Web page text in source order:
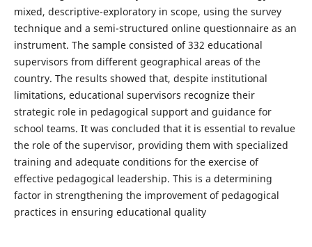
mixed, descriptive-exploratory in scope, using the survey
technique and a semi-structured online questionnaire as an
instrument. The sample consisted of 332 educational
supervisors from different geographical areas of the
country. The results showed that, despite institutional
limitations, educational supervisors recognize their
strategic role in pedagogical support and guidance for
school teams. It was concluded that it is essential to revalue
the role of the supervisor, providing them with specialized
training and adequate conditions for the exercise of
effective pedagogical leadership. This is a determining
factor in strengthening the improvement of pedagogical
practices in ensuring educational quality